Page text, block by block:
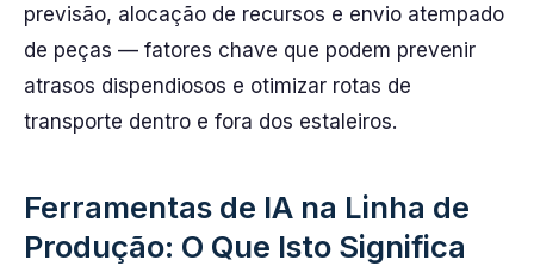
previsão, alocação de recursos e envio atempado
de peças — fatores chave que podem prevenir
atrasos dispendiosos e otimizar rotas de
transporte dentro e fora dos estaleiros.
Ferramentas de IA na Linha de
Produção: O Que Isto Significa